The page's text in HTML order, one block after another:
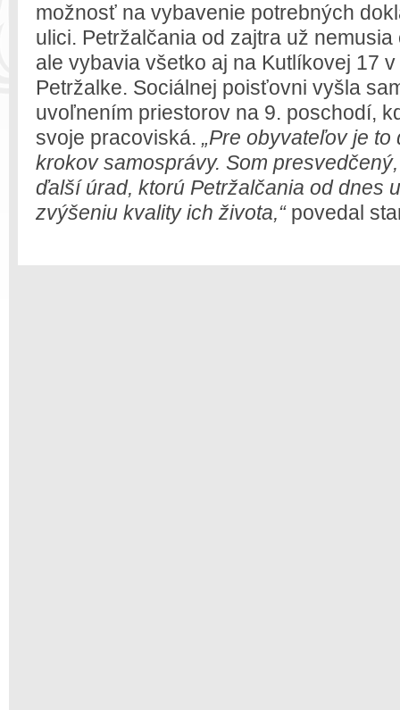
možnosť na vybavenie potrebných
ulici. Petržalčania od zajtra už
ale vybavia všetko aj na Kutlíkovej 17
Petržalke. Sociálnej poisťovni vyšla
uvoľnením priestorov na 9. poschodí,
svoje pracoviská. „Pre obyvateľov je
krokov samosprávy. Som
ďalší úrad, ktorú Petržalčania od dnes
zvýšeniu kvality ich života,“povedal